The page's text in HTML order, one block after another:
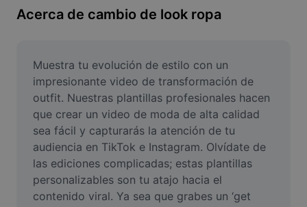
Resize Image
Meme Generator
AI Text Remover
AI People Remover
AI Inpainting
Face Cutout
Acerca de cambio de look ropa
Muestra tu evolución de estilo con un
impresionante video de transformación de
outfit. Nuestras plantillas profesionales hacen
que crear un video de moda de alta calidad
sea fácil y capturarás la atención de tu
audiencia en TikTok e Instagram. Olvídate de
las ediciones complicadas; estas plantillas
personalizables son tu atajo hacia el
contenido viral. Ya sea que grabes un ‘get